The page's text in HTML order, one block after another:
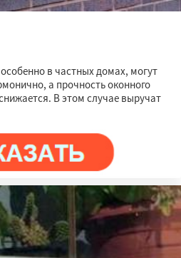
в частных домах, могут
а прочность оконного
В этом случае выручат